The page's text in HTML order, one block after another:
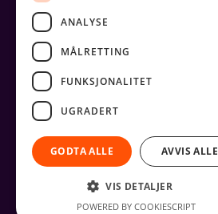
ANALYSE
MÅLRETTING
FUNKSJONALITET
UGRADERT
GODTA ALLE AVVIS ALLE
VIS DETALJER
POWERED BY COOKIESCRIPT